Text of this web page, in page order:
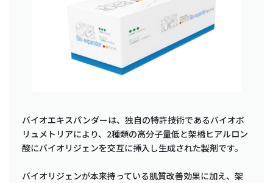
バイオエキスパンダーは、独自の特許技術であるバイオボ
リュメトリアにより、2種類の高分子量低と架橋ヒアルロン
酸にバイオリジェンを交互に挿入し生成された製剤です。
バイオリジェンが本来持っている肌質改善効果に加え、架